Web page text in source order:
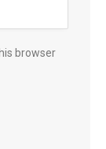
browser